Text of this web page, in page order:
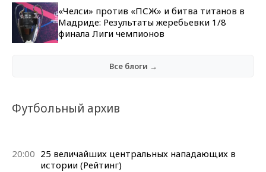
«Челси» против «ПСЖ» и битва титанов в
Мадриде: Результаты жеребьевки 1/8
финала Лиги чемпионов
Все блоги →
Футбольный архив
20:00 25 величайших центральных нападающих в
истории (Рейтинг)